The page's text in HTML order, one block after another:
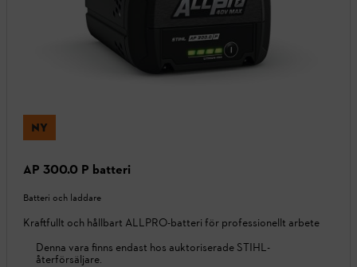
NY
AP 300.0 P batteri
Batteri och laddare
Kraftfullt och hållbart ALLPRO-batteri för professionellt arbete
Denna vara finns endast hos auktoriserade STIHL-
återförsäljare.